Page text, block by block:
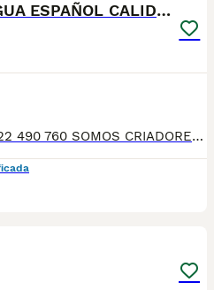
CAMADA PERRO DE AGUA ESPAÑOL CALIDAD
TELÉFONO O WHATSAPP 722 490 760 SOMOS CRIADORES DIRECTOS SIN INTERMEDIARIOS! MÁS DE 20 AÑOS EN EL SECTOR NOS AVALAN, VALORANDO TANTO LA CRIA RESPONSABLE COMO TAMBIÉN LA SELECCIÓN PARA MEJORAR LA RAZA DURANTE TODOS ESTOS AÑOS. NUESTROS CACHORROS SE ENTREGAN PREVIAMENTE REVISADOS POR NUESTRO VETERINARIO PROFESIONAL Y BAJO LOS MAS ESTRICTOS CONTROLES DE SALUD, HACEMOS HINCAPIÉ EN SU SOCIABILIZACIÓN PARA SU CORRECTO DESARROLLO NEUROLOGICO! Y OS ASESORAMOS ANTES DURANTE Y DESPUES DE LA ENTREGA PARA QUE TODO SEA LO MAS AFABLE Y FACIL POSIBLE DURANTE LA ADAPTACION! NUESTROS BEBES SE ENTREGAN A PARTIR DE LOS DOS MESES CON SUS VACUNAS AL DIA, DESPARASITADOS Y CON GARANTIAS DE SALUD, MICROCHIP Y CARTILLA DE VACUNACION! SI BUSCAS UN COMPAÑERO SANO Y EQUILIBRADO ESTE ES EL LUGAR, TE ASESORAREMOS DURANTE TODO EL PROCESO NO DUDES EN CONSULTAR POR NUESTROS PEQUES AL 722 490 760